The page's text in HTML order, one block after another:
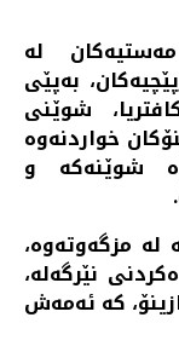
له‌
به‌پێی
شوێنی
خواردنه‌وه‌
شوێنه‌كه‌ و
مزگه‌وته‌وه‌،
نێرگه‌له‌،
كه‌ ئه‌مه‌ش